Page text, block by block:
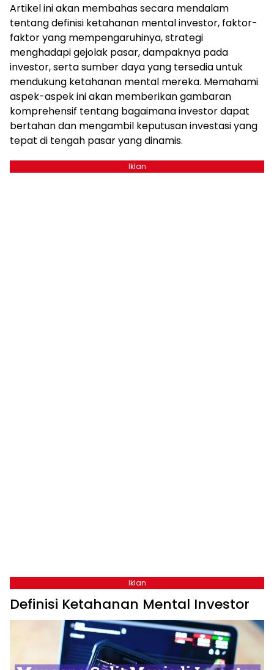
Artikel ini akan membahas secara mendalam
tentang definisi ketahanan mental investor, faktor-
faktor yang mempengaruhinya, strategi
menghadapi gejolak pasar, dampaknya pada
investor, serta sumber daya yang tersedia untuk
mendukung ketahanan mental mereka. Memahami
aspek-aspek ini akan memberikan gambaran
komprehensif tentang bagaimana investor dapat
bertahan dan mengambil keputusan investasi yang
tepat di tengah pasar yang dinamis.
Iklan
Iklan
Definisi Ketahanan Mental Investor